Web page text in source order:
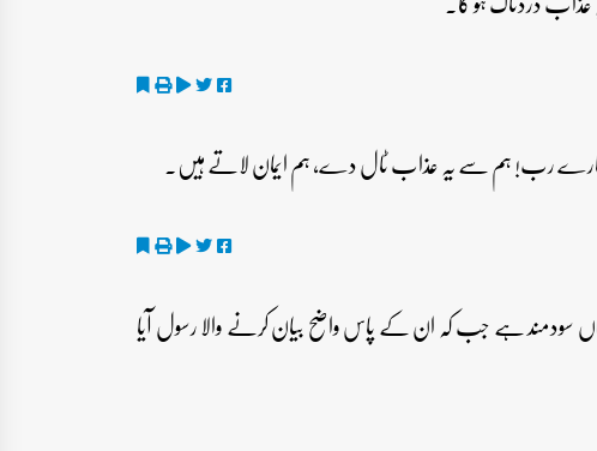
سودمند ہے جب کہ ان کے پاس واضح بیان کرنے والا رسول آیا